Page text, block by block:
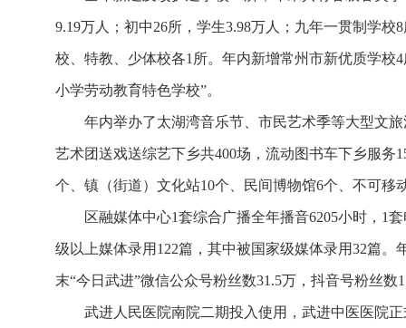
9.19万人；初中26所，学生3.98万人；九年一贯制学
校、特教、少体校各1所。年内新增常州市新优质学校
小学劳动教育特色学校”。
年内举办了太湖湾音乐节、市民艺术季等大型文
艺术团送戏送综艺下乡共400场，流动图书车下乡服务
个、镇（街道）文化站10个、民间博物馆6个、不可移
区融媒体中心1套综合广播全年播音6205小时，1
级以上媒体录用122篇，其中被国家级媒体录用32篇。
末“今日武进”微信公众号粉丝数31.5万，抖音号粉丝数
武进人民医院南院二期投入使用，武进中医医院